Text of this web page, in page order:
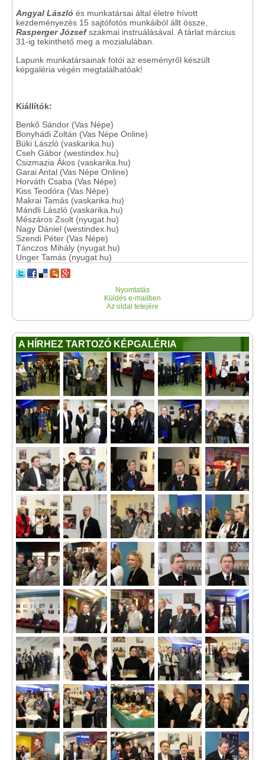
Angyal László és munkatársai által életre hívott
kezdeményezés 15 sajtófotós munkáiból állt össze,
Rasperger Józsefszakmai instruálásával. A tárlat március
31-ig tekinthető meg a mozialulában.
Lapunk munkatársainak fotói az eseményről készült
képgaléria végén megtalálhatóak!
Kiállítók:
Benkő Sándor (Vas Népe)
Bonyhádi Zoltán (Vas Népe Online)
Büki László (vaskarika.hu)
Cseh Gábor (westindex.hu)
Csizmazia Ákos (vaskarika.hu)
Garai Antal (Vas Népe Online)
Horváth Csaba (Vas Népe)
Kiss Teodóra (Vas Népe)
Makrai Tamás (vaskarika.hu)
Mándli László (vaskarika.hu)
Mészáros Zsolt (nyugat.hu)
Nagy Dániel (westindex.hu)
Szendi Péter (Vas Népe)
Tánczos Mihály (nyugat.hu)
Unger Tamás (nyugat.hu)
Nyomtatás
Küldés e-mailben
Az oldal tetejére
A HÍRHEZ TARTOZÓ KÉPGALÉRIA